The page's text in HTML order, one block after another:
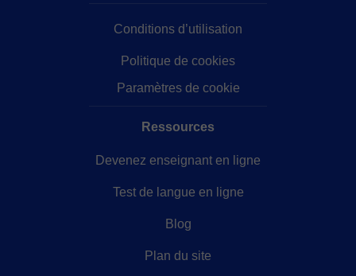
Conditions d’utilisation
Politique de cookies
Paramètres de cookie
Ressources
Devenez enseignant en ligne
Test de langue en ligne
Blog
Plan du site